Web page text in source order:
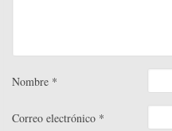
Nombre *
Correo electrónico *